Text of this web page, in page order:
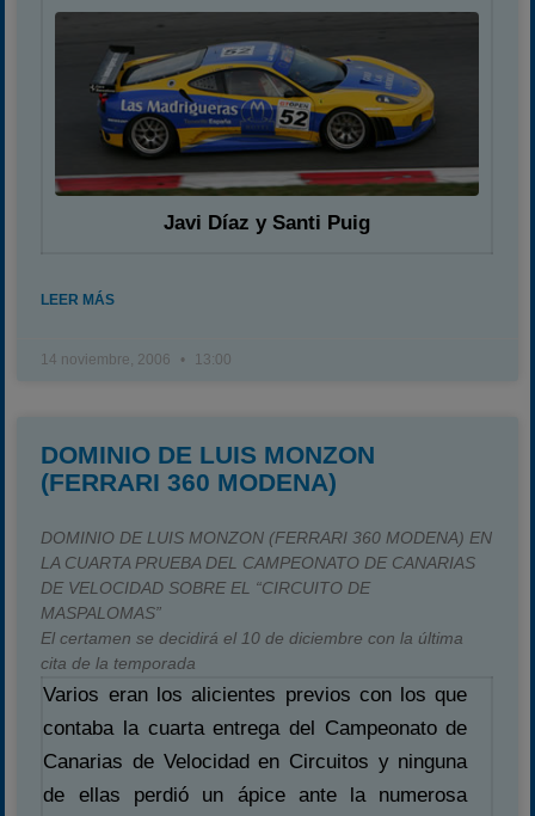
Javi Díaz y Santi Puig
LEER MÁS
14 noviembre, 2006 13:00
DOMINIO DE LUIS MONZON
(FERRARI 360 MODENA)
DOMINIO DE LUIS MONZON (FERRARI 360 MODENA) EN
LA CUARTA PRUEBA DEL CAMPEONATO DE CANARIAS
DE VELOCIDAD SOBRE EL “CIRCUITO DE
MASPALOMAS”
El certamen se decidirá el 10 de diciembre con la última
cita de la temporada
Varios eran los alicientes previos con los que
contaba la cuarta entrega del Campeonato de
Canarias de Velocidad en Circuitos y ninguna
de ellas perdió un ápice ante la numerosa